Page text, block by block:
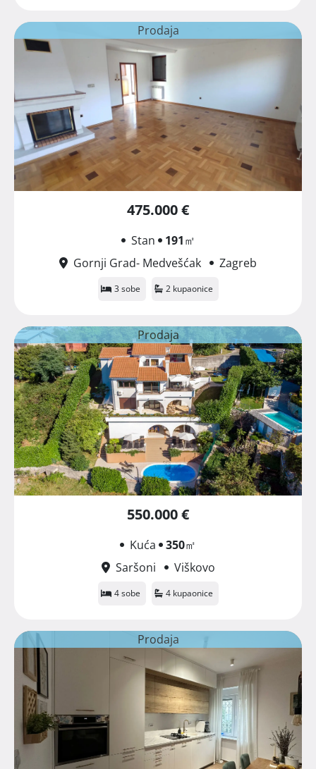
Prodaja
475.000 €
Stan 191㎡
Gornji Grad- Medvešćak
Zagreb
3 sobe 2 kupaonice
Prodaja
550.000 €
Kuća 350㎡
Saršoni
Viškovo
4 sobe 4 kupaonice
Prodaja